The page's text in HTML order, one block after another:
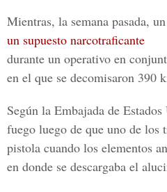
Mientras, la semana pasada, un
un supuesto narcotraficante
durante un operativo en
en el que se decomisaron 390
Según la Embajada de
fuego luego de que uno de los
pistola cuando los elementos
en donde se descargaba el